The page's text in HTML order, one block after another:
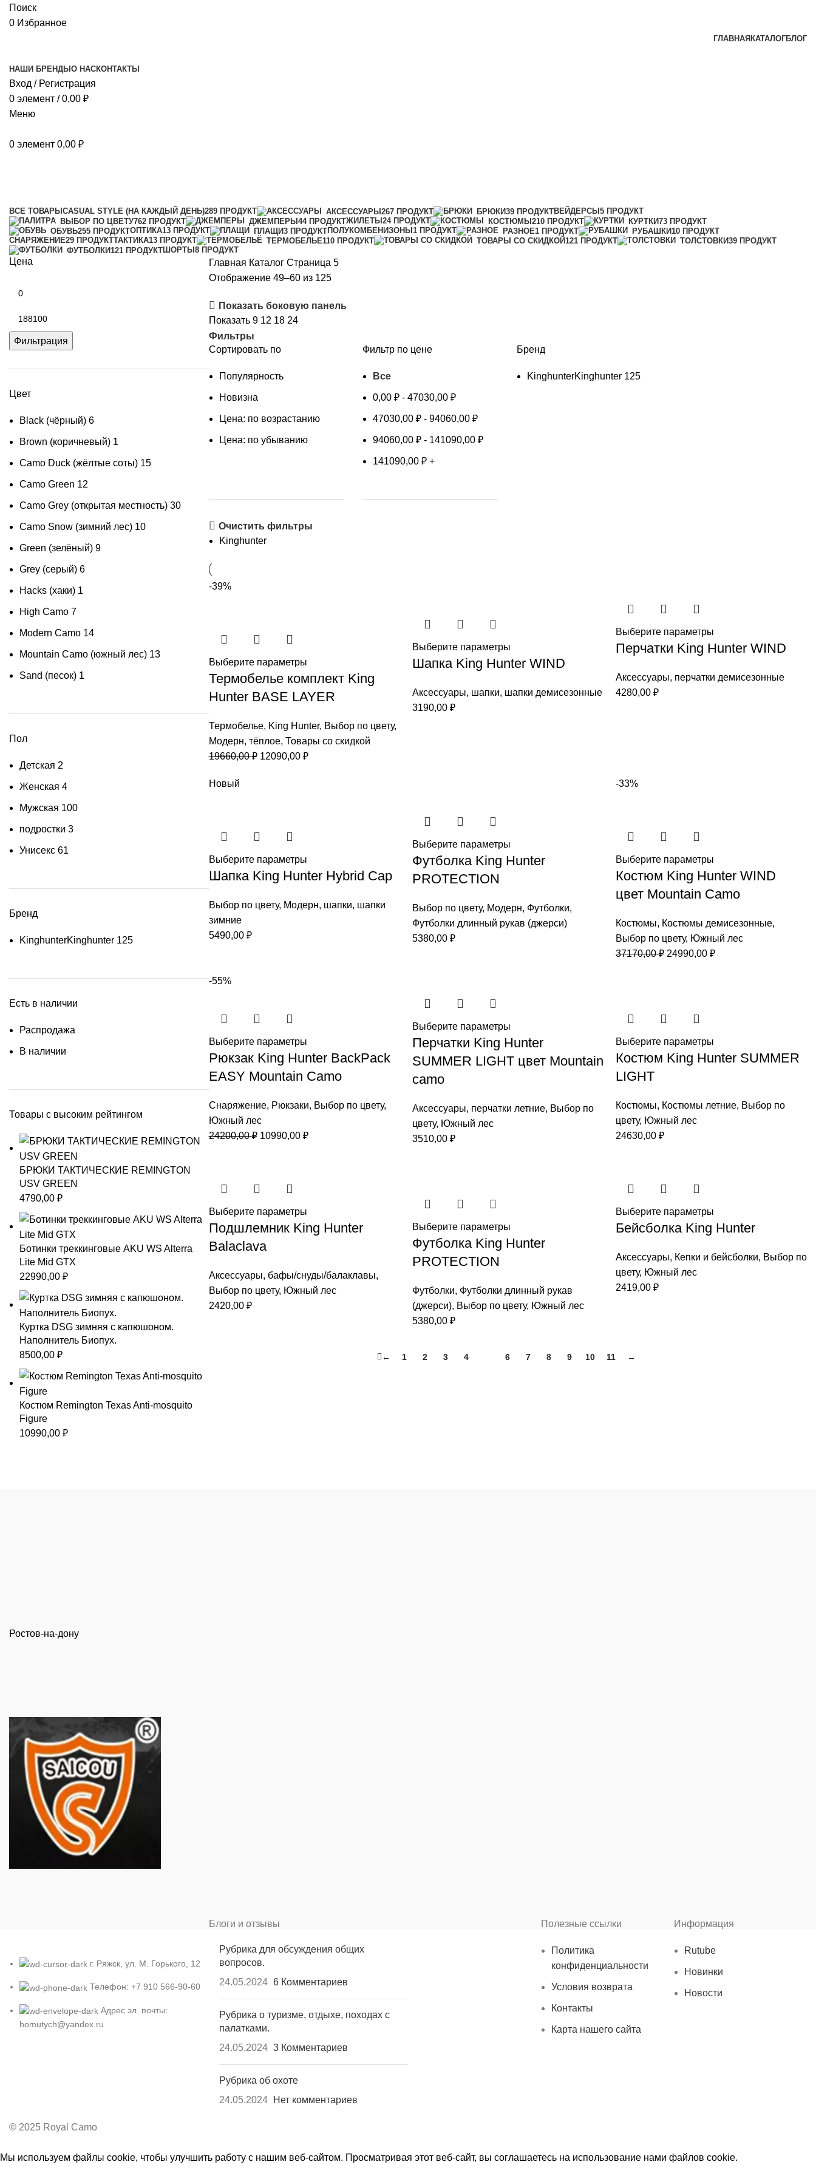
Поиск
0 Избранное
ГЛАВНАЯ КАТАЛОГБЛОГ
НАШИ БРЕНДЫ О НАСКОНТАКТЫ
Вход / Регистрация
0 элемент / 0,00 ₽
Меню
0 элемент 0,00 ₽
ВСЕ ТОВАРЫ CASUAL STYLE (НА КАЖДЫЙ ДЕНЬ)289 ПРОДУКТ АКСЕССУАРЫ267 ПРОДУКТ БРЮКИ39 ПРОДУКТВЕЙДЕРСЫ 5 ПРОДУКТ
ВЫБОР ПО ЦВЕТУ762 ПРОДУКТ ДЖЕМПЕРЫ44 ПРОДУКТЖИЛЕТЫ 24 ПРОДУКТ КОСТЮМЫ210 ПРОДУКТ КУРТКИ73 ПРОДУКТ
ОБУВЬ255 ПРОДУКТОПТИКА13 ПРОДУКТ ПЛАЩИ3 ПРОДУКТПОЛУКОМБЕНИЗОНЫ 1 ПРОДУКТ РАЗНОЕ1 ПРОДУКТ РУБАШКИ10 ПРОДУКТ
СНАРЯЖЕНИЕ29 ПРОДУКТТАКТИКА13 ПРОДУКТ ТЕРМОБЕЛЬЕ110 ПРОДУКТ ТОВАРЫ СО СКИДКОЙ121 ПРОДУКТ ТОЛСТОВКИ39 ПРОДУКТ
ФУТБОЛКИ121 ПРОДУКТШОРТЫ 8 ПРОДУКТ
Цена
Фильтрация
Цвет
Black (чёрный) 6
Brown (коричневый) 1
Camo Duck (жёлтые соты) 15
Camo Green 12
Camo Grey (открытая местность) 30
Camo Snow (зимний лес) 10
Green (зелёный) 9
Grey (серый) 6
Hacks (хаки) 1
High Camo 7
Modern Cаmo 14
Mountain Camo (южный лес) 13
Sand (песок) 1
Пол
Детская 2
Женская 4
Мужская 100
подростки 3
Унисекс 61
Бренд
KinghunterKinghunter 125
Есть в наличии
Распродажа
В наличии
Товары с высоким рейтингом
БРЮКИ ТАКТИЧЕСКИЕ REMINGTON
USV GREEN
4790,00 ₽
Ботинки треккинговые AKU WS Alterra
Lite Mid GTX
22990,00 ₽
Куртка DSG зимняя с капюшоном.
Наполнитель Биопух.
8500,00 ₽
Костюм Remington Texas Anti-mosquito
Figure
10990,00 ₽
Главная Каталог Страница 5
Отображение 49–60 из 125Сортировка:
недавние
Показать боковую панель
Показать 9 12 18 24
Фильтры
Сортировать по
Популярность
Новизна
Цена: по возрастанию
Цена: по убыванию
Фильтр по цене
Все
0,00₽ -47030,00₽
47030,00₽ -94060,00₽
94060,00₽ - 141090,00₽
141090,00₽ +
Бренд
KinghunterKinghunter 125
Очистить фильтры
Kinghunter
-39%
Выберите параметры
Термобелье комплект King
Hunter BASE LAYER
Термобелье, King Hunter, Выбор по цвету,
Модерн, тёплое, Товары со скидкой
19660,00₽ Первоначальная
12090,00 ₽Текущая
Выберите параметры
Шапка King Hunter WIND
Аксессуары, шапки, шапки демисезонные
3190,00 ₽
Выберите параметры
Перчатки King Hunter WIND
Аксессуары, перчатки демисезонные
4280,00 ₽
Новый
Выберите параметры
Шапка King Hunter Hybrid Cap
Выбор по цвету, Модерн, шапки, шапки
зимние
5490,00 ₽
Выберите параметры
Футболка King Hunter
PROTECTION
Выбор по цвету, Модерн, Футболки,
Футболки длинный рукав (джерси)
5380,00 ₽
-33%
Выберите параметры
Костюм King Hunter WIND
цвет Mountain Camo
Костюмы, Костюмы демисезонные,
Выбор по цвету, Южный лес
37170,00₽ Первоначальная
24990,00 ₽Текущая
-55%
Выберите параметры
Рюкзак King Hunter BackPack
EASY Mountain Camo
Снаряжение, Рюкзаки, Выбор по цвету,
Южный лес
24200,00₽ Первоначальная
10990,00 ₽Текущая
Выберите параметры
Перчатки King Hunter
SUMMER LIGHT цвет Mountain
camo
Аксессуары, перчатки летние, Выбор по
цвету, Южный лес
3510,00 ₽
Выберите параметры
Костюм King Hunter SUMMER
LIGHT
Костюмы, Костюмы летние, Выбор по
цвету, Южный лес
24630,00 ₽
Выберите параметры
Подшлемник King Hunter
Balaclava
Аксессуары, бафы/снуды/балаклавы,
Выбор по цвету, Южный лес
2420,00 ₽
Выберите параметры
Футболка King Hunter
PROTECTION
Футболки, Футболки длинный рукав
(джерси), Выбор по цвету, Южный лес
5380,00 ₽
Выберите параметры
Бейсболка King Hunter
Аксессуары, Кепки и бейсболки, Выбор по
цвету, Южный лес
2419,00 ₽
← 1 2 3 4 6 7 8 9 10 11 →
Ростов-на-дону
г. Ряжск, ул. М. Горького, 12
Телефон: +7 910 566-90-60
Адрес эл. почты:
homutych@yandex.ru
Блоги и отзывы
Рубрика для обсуждения общих
вопросов.
24.05.2024 6 Комментариев
Рубрика о туризме, отдыхе, походах с
палатками.
24.05.2024 3 Комментариев
Рубрика об охоте
24.05.2024
Нет комментариев
Полезные ссылки
Политика
конфиденциальности
Условия возврата
Контакты
Карта нашего сайта
Информация
Rutube
Новинки
Новости
© 2025 Royal Camo
Мы используем файлы cookie, чтобы улучшить работу с нашим веб-сайтом. Просматривая этот веб-сайт, вы соглашаетесь на использование нами файлов cookie.